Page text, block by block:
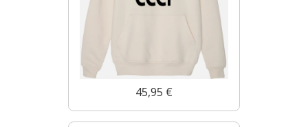
45,95 €